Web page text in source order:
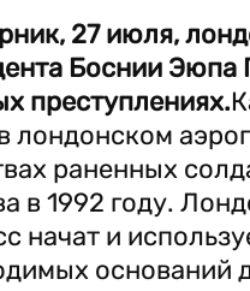
27 июля,
Боснии Эюпа
преступлениях.
лондонском
раненных
в 1992 году.
начат и
оснований